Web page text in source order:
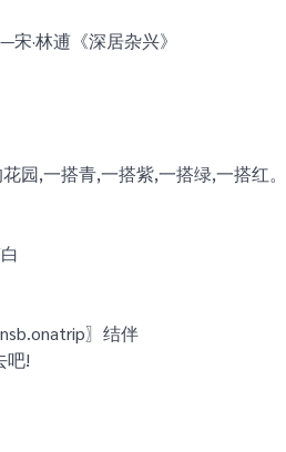
·林逋《深居杂兴》
园,一搭青,一搭紫,一搭绿,一搭红
〗结伴
吧!